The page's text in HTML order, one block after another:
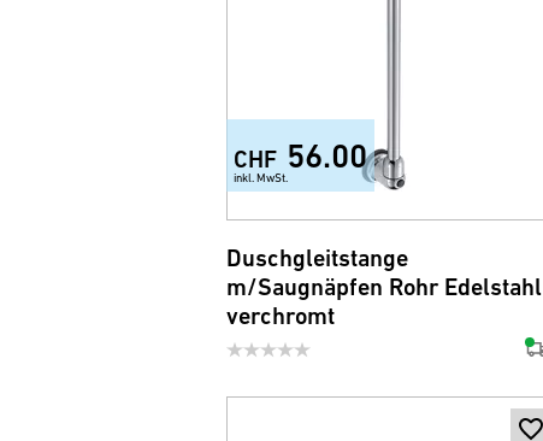
CHF 56.00
inkl. MwSt.
Duschgleitstange
m/Saugnäpfen Rohr Edelstahl
verchromt